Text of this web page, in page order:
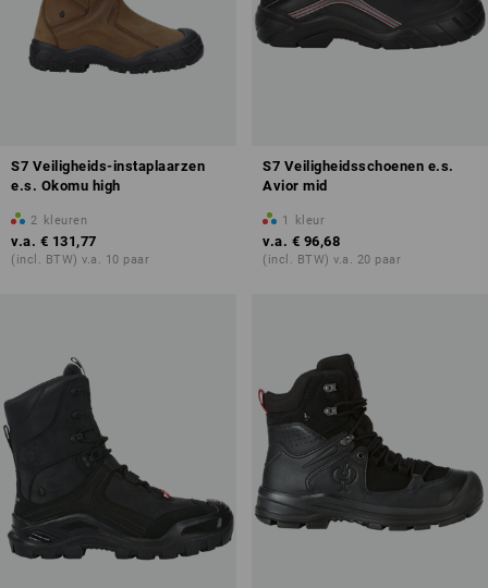
S7 Veiligheids-instaplaarzen
e.s. Okomu high
2 kleuren
v.a. € 131,77
(incl. BTW) v.a. 10 paar
S7 Veiligheidsschoenen e.s.
Avior mid
1 kleur
v.a. € 96,68
(incl. BTW) v.a. 20 paar